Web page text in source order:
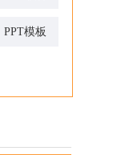
PPT模板